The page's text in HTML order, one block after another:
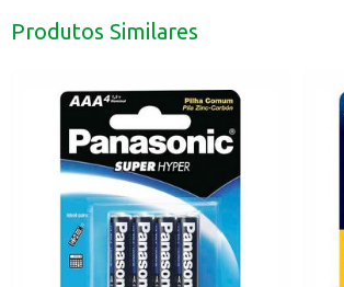
Produtos Similares